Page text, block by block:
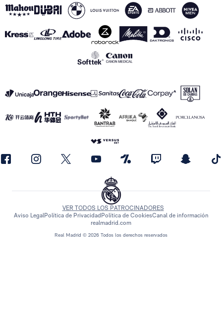
Real Madrid © 2026 Todos los derechos reservados
VER TODOS LOS PATROCINADORES
Aviso LegalPolítica de Privacidad Política de CookiesCanal de información
realmadrid.com